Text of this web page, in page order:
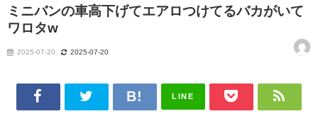
ミニバンの車高下げてエアロつけてるバカがいて
ワロタw
2025-07-20 2025-07-20
LINE